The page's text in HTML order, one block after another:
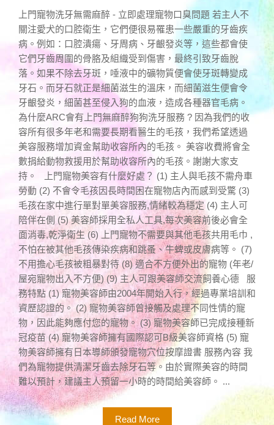
上門寵物洗牙無需麻醉 - 立即處理寵物口臭問題 若主人不
關注愛犬的口腔衛生，它們便很易罹患一些嚴重的牙齒疾
病。例如：口腔潰瘍、牙周病、牙齦發炎等，這些都會使
它們牙齒周圍的骨胳及組織受到傷害，最終引致牙齒脫
落。如果不除去牙斑，唾液中的礦物質便會使牙斑轉變成
牙石。而牙石就正是細菌滋生的溫床，而細菌滋生便會令
牙齦發炎，細菌甚至侵入狗的血液，造成各種器官毛病。
為什麼ARC會有上門無麻醉狗狗洗牙服務 ? 因為我們的收
容所有很多年老和需要長期看醫生的毛孩，我們希望透過
美容服務增加資金幫助收容所內的毛孩。 美容收費將會全
數捐給動物救援用於幫助收容所內的毛孩。謝謝大家支
持。 上門寵物美容有什麼好處？ (1) 主人與毛孩不需舟車
勞動 (2) 不會令毛孩因長時間困在寵物店內而感到受驚 (3)
毛孩在家中進行單對單美容服務,情緒較為穩定 (4) 主人可
陪伴在側 (5) 美容師採用全私人工具,每次美容前後必會全
面消毒,乾淨衛生 (6) 上門寵物不需要與其他毛孩共用毛巾 ,
不怕在被其他毛孩傳染疾病和跳蚤、牛蜱或皮膚病等。 (7)
不用擔心毛孩被粗暴對待 (8) 適合不方便外出的寵物 (年老/
屋宛寵物出入不方便) (9) 主人可跟美容師交流飼養心德 服
務特點 (1) 寵物美容師由2004年開始入行，經過專業培訓和
資歷認證的。 (2) 寵物美容師曾接觸及處理不同性情的寵
物，因此能夠應付您的寵物。 (3) 寵物美容師已完成接種新
冠疫苗 (4) 寵物美容師擁有國際認可B級美容師資格 (5) 寵
物美容師擁有日本導師頒發寵物穴位按摩證書 服務內容 我
們為寵物提供清潔牙齒去除牙石等。由於實際美容的時間
難以預計，建議主人預留一小時的時間給美容師。 ...
Read More